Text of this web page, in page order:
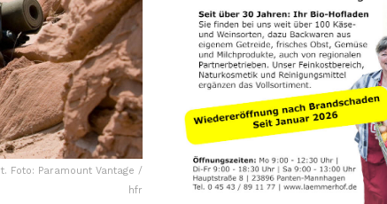
Foto: Paramount Vantage /
hfr